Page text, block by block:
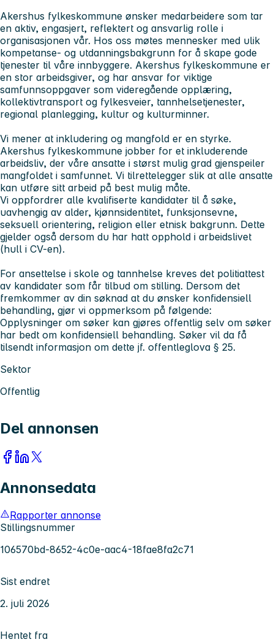
Akershus fylkeskommune ønsker medarbeidere som tar
en aktiv, engasjert, reflektert og ansvarlig rolle i
organisasjonen vår. Hos oss møtes mennesker med ulik
kompetanse- og utdanningsbakgrunn for å skape gode
tjenester til våre innbyggere. Akershus fylkeskommune er
en stor arbeidsgiver, og har ansvar for viktige
samfunnsoppgaver som videregående opplæring,
kollektivtransport og fylkesveier, tannhelsetjenester,
regional planlegging, kultur og kulturminner.
Vi mener at inkludering og mangfold er en styrke.
Akershus fylkeskommune jobber for et inkluderende
arbeidsliv, der våre ansatte i størst mulig grad gjenspeiler
mangfoldet i samfunnet. Vi tilrettelegger slik at alle ansatte
kan utføre sitt arbeid på best mulig måte.
Vi oppfordrer alle kvalifiserte kandidater til å søke,
uavhengig av alder, kjønnsidentitet, funksjonsevne,
seksuell orientering, religion eller etnisk bakgrunn. Dette
gjelder også dersom du har hatt opphold i arbeidslivet
(hull i CV-en).
For ansettelse i skole og tannhelse kreves det politiattest
av kandidater som får tilbud om stilling. Dersom det
fremkommer av din søknad at du ønsker konfidensiell
behandling, gjør vi oppmerksom på følgende:
Opplysninger om søker kan gjøres offentlig selv om søker
har bedt om konfidensiell behandling. Søker vil da få
tilsendt informasjon om dette jf. offentleglova § 25.
Sektor
Offentlig
Del annonsen
Annonsedata
Rapporter annonse
Stillingsnummer
106570bd-8652-4c0e-aac4-18fae8fa2c71
Sist endret
2. juli 2026
Hentet fra